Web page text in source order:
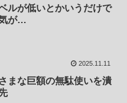
ルが低いとかいうだけで
が…
2025.11.11
まな巨額の無駄使いを潰